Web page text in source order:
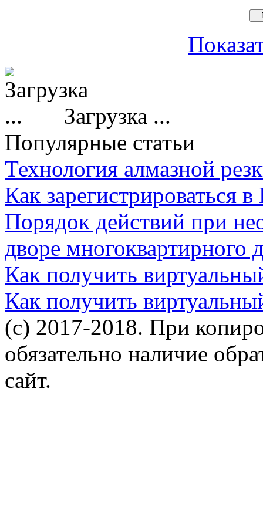
Загрузка ...
Популярные статьи
Технология алмазной
Как зарегистрироваться
Порядок действий при
дворе многоквартирного
Как получить
Как получить
(c) 2017-2018. При
обязательно наличие
сайт.